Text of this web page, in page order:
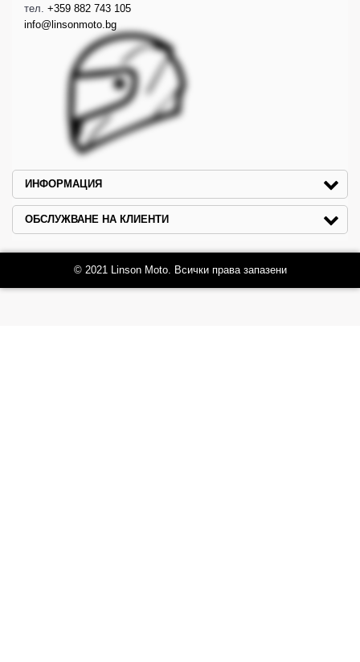
тел. +359 882 743 105
info@linsonmoto.bg
ИНФОРМАЦИЯ
ОБСЛУЖВАНЕ НА КЛИЕНТИ
© 2021 Linson Moto. Всички права запазени